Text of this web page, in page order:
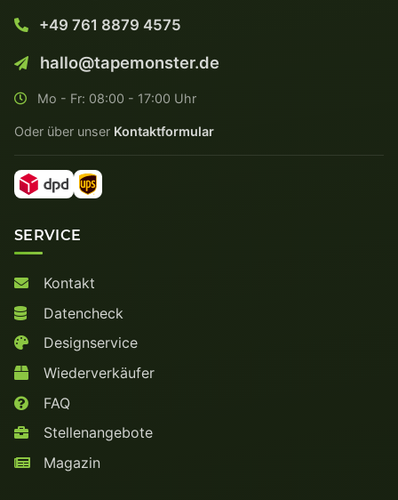
+49 761 8879 4575
hallo@tapemonster.de
Mo - Fr: 08:00 - 17:00 Uhr
Oder über unser Kontaktformular
SERVICE
Kontakt
Datencheck
Designservice
Wiederverkäufer
FAQ
Stellenangebote
Magazin